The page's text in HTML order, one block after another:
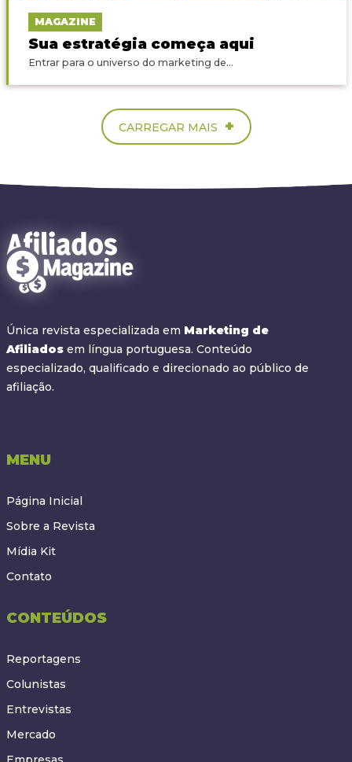
MAGAZINE
Sua estratégia começa aqui
Entrar para o universo do marketing de...
CARREGAR MAIS +
Única revista especializada em Marketing de
Afiliados em língua portuguesa. Conteúdo
especializado, qualificado e direcionado ao público de
afiliação.
MENU
Página Inicial
Sobre a Revista
Mídia Kit
Contato
CONTEÚDOS
Reportagens
Colunistas
Entrevistas
Mercado